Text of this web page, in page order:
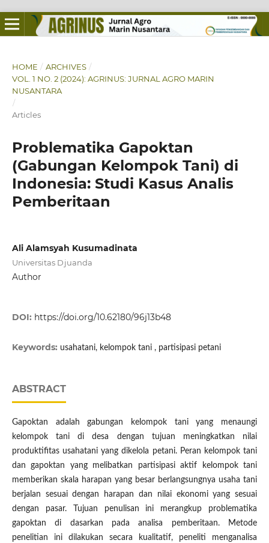
HOME / ARCHIVES /
VOL. 1 NO. 2 (2024): AGRINUS: JURNAL AGRO MARIN
NUSANTARA
/
Articles
Problematika Gapoktan
(Gabungan Kelompok Tani) di
Indonesia: Studi Kasus Analis
Pemberitaan
Ali Alamsyah Kusumadinata
Universitas Djuanda
Author
DOI: https://doi.org/10.62180/96j13b48
Keywords: usahatani, kelompok tani , partisipasi petani
ABSTRACT
Gapoktan adalah gabungan kelompok tani yang menaungi
kelompok tani di desa dengan tujuan meningkatkan nilai
produktifitas usahatani yang dikelola petani. Peran kelompok tani
dan gapoktan yang melibatkan partisipasi aktif kelompok tani
memberikan skala harapan yang besar berlangsungnya usaha tani
berjalan sesuai dengan harapan dan nilai ekonomi yang sesuai
dengan pasar. Tujuan penulisan ini merangkup problematika
gapoktan di dasarkan pada analisa pemberitaan. Metode
penelitian ini dilakukan secara kualitatif, peneliti menganalisa